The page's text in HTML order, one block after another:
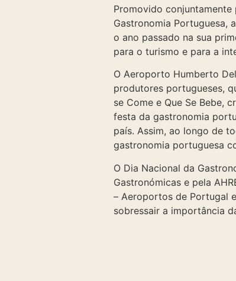
Promovido conjuntamente
Gastronomia Portuguesa,
o ano passado na sua
para o turismo e para a
O Aeroporto Humberto
produtores portugueses,
se Come e Que Se Bebe,
festa da gastronomia
país. Assim, ao longo de
gastronomia portuguesa
O Dia Nacional da
Gastronómicas e pela
– Aeroportos de Portugal
sobressair a importância